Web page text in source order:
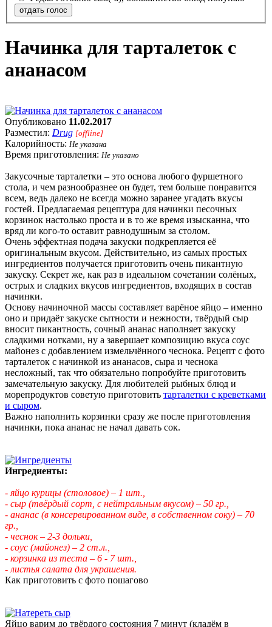
отдать голос
Начинка для тарталеток с
ананасом
Опубликовано 11.02.2017
Разместил: Drug [offline]
Калорийность: Не указана
Время приготовления: Не указано
Закусочные тарталетки – это основа любого фуршетного
стола, и чем разнообразнее он будет, тем больше понравится
всем, ведь далеко не всегда можно заранее угадать вкусы
гостей. Предлагаемая рецептура для начинки песочных
корзинок настолько проста и в то же время изысканна, что
вряд ли кого-то оставит равнодушным за столом.
Очень эффектная подача закуски подкрепляется её
оригинальным вкусом. Действительно, из самых простых
ингредиентов получается приготовить очень пикантную
закуску. Секрет же, как раз в идеальном сочетании солёных,
острых и сладких вкусов ингредиентов, входящих в состав
начинки.
Основу начиночной массы составляет варёное яйцо – именно
оно и придаёт закуске сытности и нежности, твёрдый сыр
вносит пикантность, сочный ананас наполняет закуску
сладкими нотками, ну а завершает композицию вкуса соус
майонез с добавлением измельчённого чеснока. Рецепт с фото
тарталеток с начинкой из ананасов, сыра и чеснока
несложный, так что обязательно попробуйте приготовить
замечательную закуску. Для любителей рыбных блюд и
морепродуктов советую приготовить тарталетки с креветками
и сыром.
Важно наполнить корзинки сразу же после приготовления
начинки, пока ананас не начал давать сок.
Ингредиенты:
- яйцо курицы (столовое) – 1 шт.,
- сыр (твёрдый сорт, с нейтральным вкусом) – 50 гр.,
- ананас (в консервированном виде, в собственном соку) – 70
гр.,
- чеснок – 2-3 дольки,
- соус (майонез) – 2 ст.л.,
- корзинка из теста – 6 - 7 шт.,
- листья салата для украшения.
Как приготовить с фото пошагово
Яйцо варим до твёрдого состояния 7 минут (кладём в